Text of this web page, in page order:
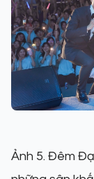
Ảnh 5. Đêm